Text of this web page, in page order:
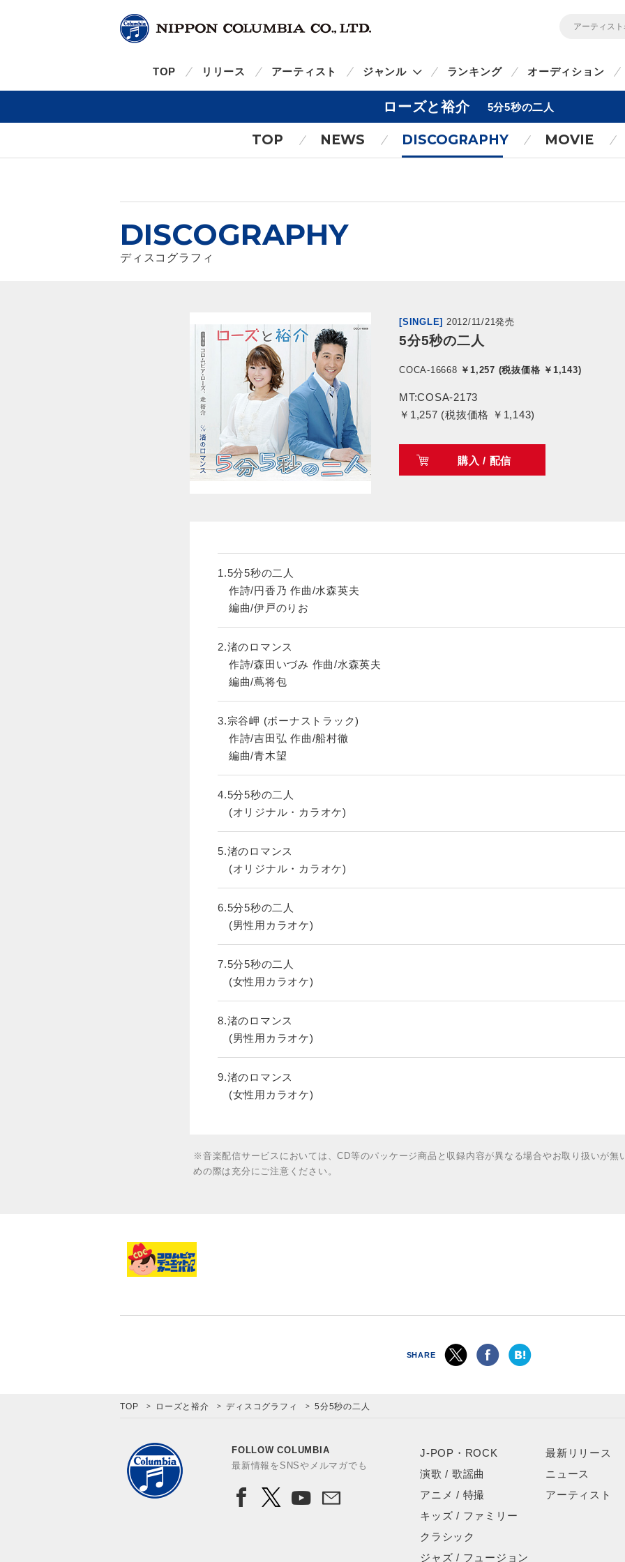
TOP リリース アーティスト ジャンル ランキング オーディション
ローズと裕介 5分5秒の二人
TOP NEWS DISCOGRAPHY MOVIE
DISCOGRAPHY
ディスコグラフィ
[SINGLE] 2012/11/21発売
5分5秒の二人
COCA-16668 ￥1,257 (税抜価格 ￥1,143)
MT:COSA-2173
￥1,257 (税抜価格 ￥1,143)
購入 / 配信
1.5分5秒の二人
作詩/円香乃 作曲/水森英夫
編曲/伊戸のりお
2.渚のロマンス
作詩/森田いづみ 作曲/水森英夫
編曲/蔦将包
3.宗谷岬 (ボーナストラック)
作詩/吉田弘 作曲/船村徹
編曲/青木望
4.5分5秒の二人
(オリジナル・カラオケ)
5.渚のロマンス
(オリジナル・カラオケ)
6.5分5秒の二人
(男性用カラオケ)
7.5分5秒の二人
(女性用カラオケ)
8.渚のロマンス
(男性用カラオケ)
9.渚のロマンス
(女性用カラオケ)
※音楽配信サービスにおいては、CD等のパッケージ商品と収録内容が異なる場合やお取り扱いが無
めの際は充分にご注意ください。
SHARE
TOP ローズと裕介 ディスコグラフィ 5分5秒の二人
FOLLOW COLUMBIA
最新情報をSNSやメルマガでも
J-POP・ROCK
演歌 / 歌謡曲
アニメ / 特撮
キッズ / ファミリー
クラシック
ジャズ / フュージョン
最新リリース
ニュース
アーティスト